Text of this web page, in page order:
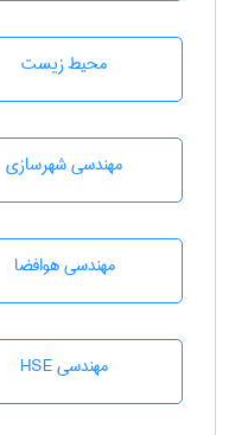
محيط زيست
مهندسی شهرسازی
مهندسی هوافضا
مهندسی HSE